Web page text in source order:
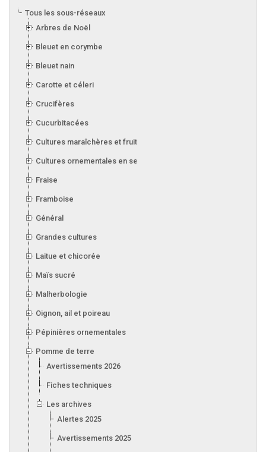
Tous les sous-réseaux
Arbres de Noël
Bleuet en corymbe
Bleuet nain
Carotte et céleri
Crucifères
Cucurbitacées
Cultures maraîchères et fruitières en serre
Cultures ornementales en serre
Fraise
Framboise
Général
Grandes cultures
Laitue et chicorée
Maïs sucré
Malherbologie
Oignon, ail et poireau
Pépinières ornementales
Pomme de terre
Avertissements 2026
Fiches techniques
Les archives
Alertes 2025
Avertissements 2025